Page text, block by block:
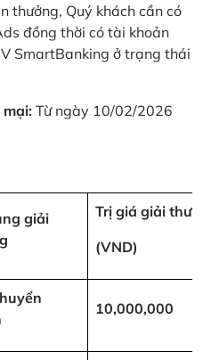
thưởng, Quý khách cần có
đồng thời có tài khoản
SmartBanking ở trạng thái
Từ ngày 10/02/2026
giải
Trị giá giải
(VND)
10,000,000